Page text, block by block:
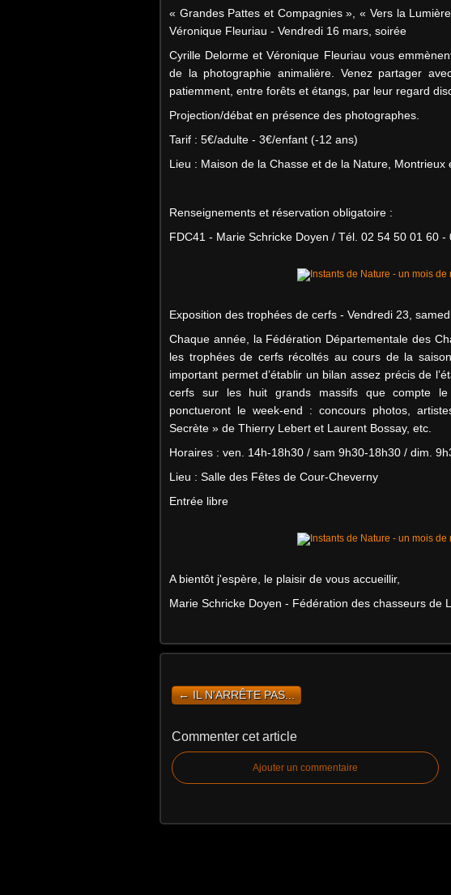
« Grandes Pattes et Compagnies », « Vers la
Véronique Fleuriau - Vendredi 16 mars, soirée
Cyrille Delorme et Véronique Fleuriau vous
de la photographie animalière. Venez partager
patiemment, entre forêts et étangs, par leur regard
Projection/débat en présence des photographes.
Tarif : 5€/adulte - 3€/enfant (-12 ans)
Lieu : Maison de la Chasse et de la Nature, Montrieux
Renseignements et réservation obligatoire :
FDC41 - Marie Schricke Doyen / Tél. 02 54 50 01 60 -
Exposition des trophées de cerfs - Vendredi 23,
Chaque année, la Fédération Départementale des
les trophées de cerfs récoltés au cours de la
important permet d’établir un bilan assez précis de
cerfs sur les huit grands massifs que compte le
ponctueront le week-end : concours photos,
Secrète » de Thierry Lebert et Laurent Bossay, etc.
Horaires : ven. 14h-18h30 / sam 9h30-18h30 / dim.
Lieu : Salle des Fêtes de Cour-Cheverny
Entrée libre
A bientôt j'espère, le plaisir de vous accueillir,
Marie Schricke Doyen - Fédération des chasseurs de
← IL N'ARRÊTE PAS...
Commenter cet article
Ajouter un commentaire